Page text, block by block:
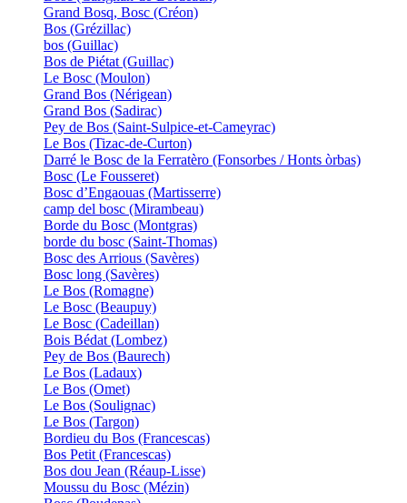
Grand Bosq, Bosc (Créon)
Bos (Grézillac)
bos (Guillac)
Bos de Piétat (Guillac)
Le Bosc (Moulon)
Grand Bos (Nérigean)
Grand Bos (Sadirac)
Pey de Bos (Saint-Sulpice-et-Cameyrac)
Le Bos (Tizac-de-Curton)
Darré le Bosc de la Ferratèro (Fonsorbes / Honts òrbas)
Bosc (Le Fousseret)
Bosc d’Engaouas (Martisserre)
camp del bosc (Mirambeau)
Borde du Bosc (Montgras)
borde du bosc (Saint-Thomas)
Bosc des Arrious (Savères)
Bosc long (Savères)
Le Bos (Romagne)
Le Bosc (Beaupuy)
Le Bosc (Cadeillan)
Bois Bédat (Lombez)
Pey de Bos (Baurech)
Le Bos (Ladaux)
Le Bos (Omet)
Le Bos (Soulignac)
Le Bos (Targon)
Bordieu du Bos (Francescas)
Bos Petit (Francescas)
Bos dou Jean (Réaup-Lisse)
Moussu du Bosc (Mézin)